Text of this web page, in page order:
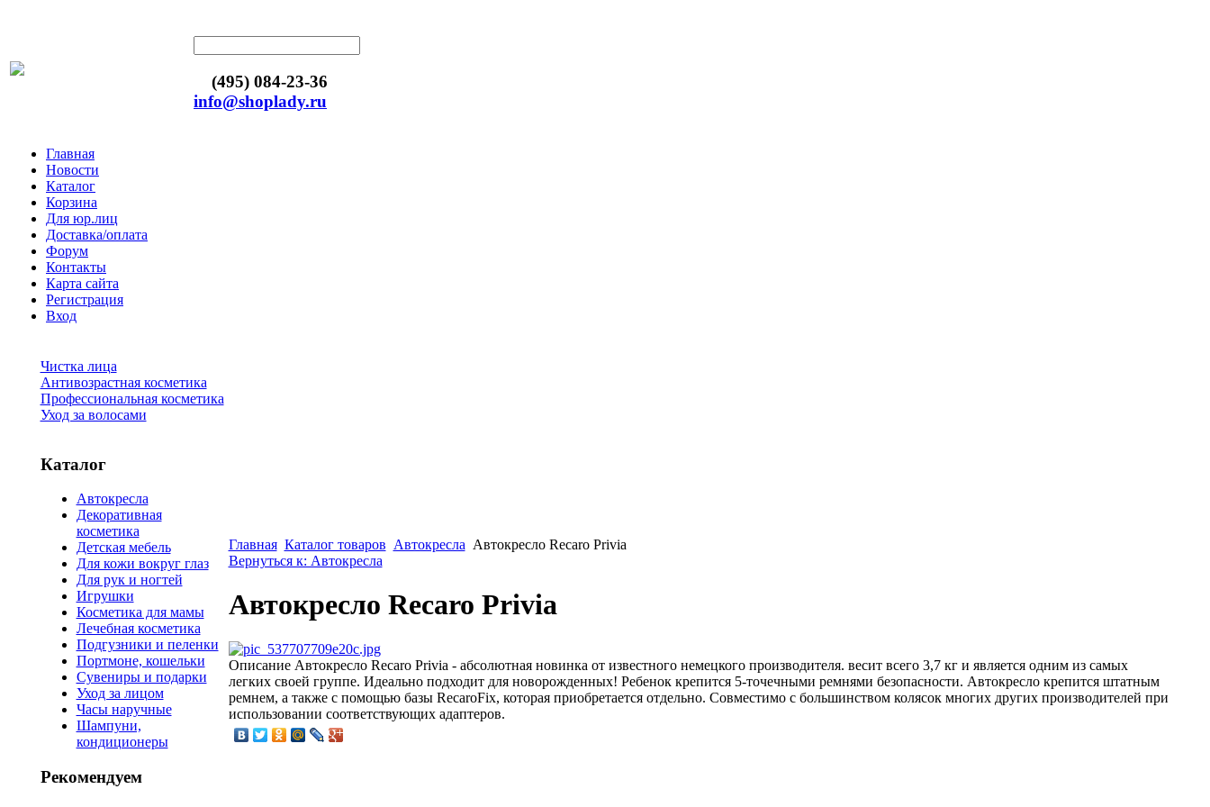
(495) 084-23-36
info@shoplady.ru
Главная
Новости
Каталог
Корзина
Для юр.лиц
Доставка/оплата
Форум
Контакты
Карта сайта
Регистрация
Вход
Чистка лица
Антивозрастная косметика
Профессиональная косметика
Уход за волосами
Каталог
Автокресла
Декоративная
косметика
Детская мебель
Для кожи вокруг глаз
Для рук и ногтей
Игрушки
Косметика для мамы
Лечебная косметика
Подгузники и пеленки
Портмоне, кошельки
Сувениры и подарки
Уход за лицом
Часы наручные
Шампуни,
кондиционеры
Рекомендуем
Главная Каталог товаров Автокресла Автокресло Recaro Privia
Вернуться к: Автокресла
Автокресло Recaro Privia
ОписаниеАвтокресло Recaro Privia - абсолютная новинка от известного немецкого производителя. весит всего 3,7 кг и является одним из самых
легких своей группе. Идеально подходит для новорожденных! Ребенок крепится 5-точечными ремнями безопасности. Автокресло крепится штатным
ремнем, а также с помощью базы RecaroFix, которая приобретается отдельно. Совместимо с большинством колясок многих других производителей при
использовании соответствующих адаптеров.